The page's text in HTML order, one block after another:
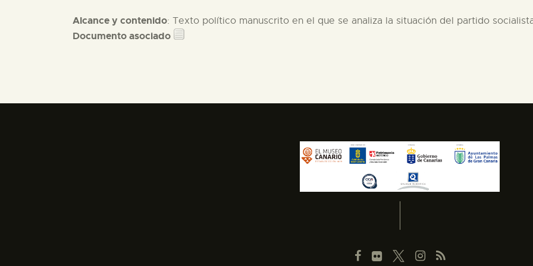
Alcance y contenido: Texto político manuscrito en el que se analiza la situación del partido
Documento asociado